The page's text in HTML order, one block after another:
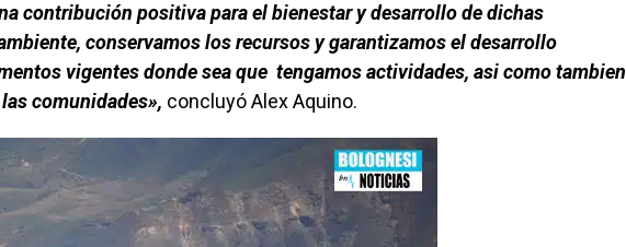
contribución positiva para el bienestar y desarrollo de dichas
conservamos los recursos y garantizamos el desarrollo
vigentes donde sea que tengamos actividades, asi como tambien
comunidades», concluyó Alex Aquino.